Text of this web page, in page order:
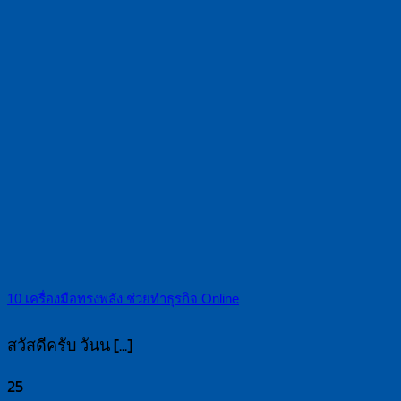
10 เครื่องมือทรงพลัง ช่วยทำธุรกิจ Online
สวัสดีครับ วันน [...]
25